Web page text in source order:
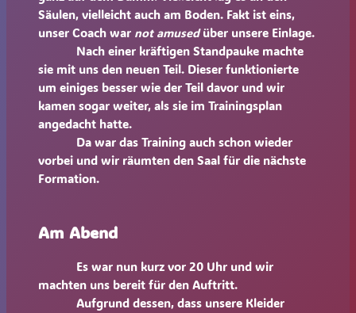
Säulen, vielleicht auch am Boden. Fakt ist eins,
unser Coach war not amusedüber unsere Einlage.
Nach einer kräftigen Standpauke machte
sie mit uns den neuen Teil. Dieser funktionierte
um einiges besser wie der Teil davor und wir
kamen sogar weiter, als sie im Trainingsplan
angedacht hatte.
Da war das Training auch schon wieder
vorbei und wir räumten den Saal für die nächste
Formation.
Am Abend
Es war nun kurz vor 20 Uhr und wir
machten uns bereit für den Auftritt.
Aufgrund dessen, dass unsere Kleider